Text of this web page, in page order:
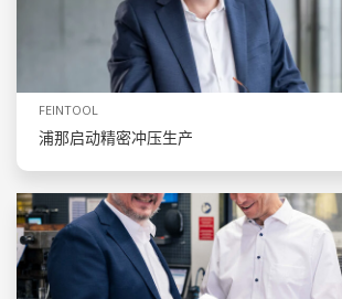
FEINTOOL
浦那启动精密冲压生产